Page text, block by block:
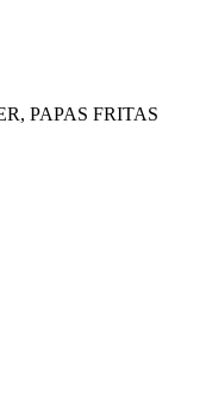
PAPAS FRITAS